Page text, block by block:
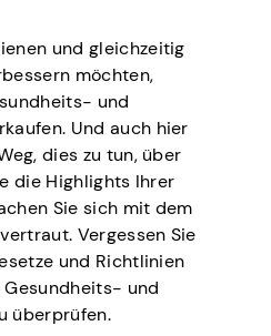
und gleichzeitig
möchten,
und
Und auch hier
dies zu tun, über
die Highlights Ihrer
Sie sich mit dem
Vergessen Sie
und Richtlinien
und
überprüfen.